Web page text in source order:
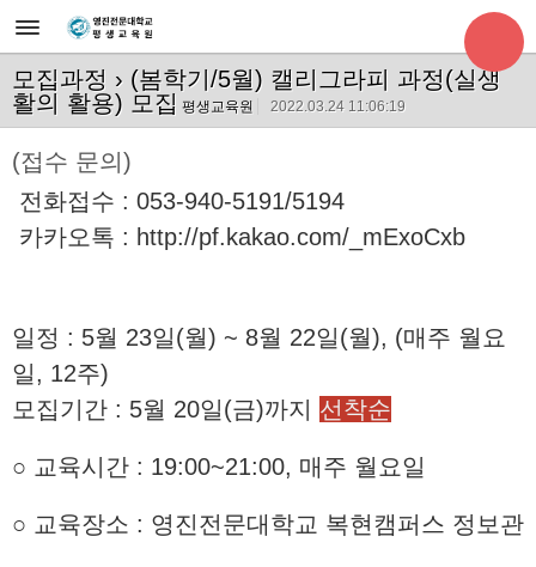
모집과정 › (봄학기/5월) 캘리그라피 과정(실생
활의 활용) 모집 평생교육원 2022.03.24 11:06:19
(접수 문의)
전화접수 : 053-940-5191/5194
카카오톡 : http://pf.kakao.com/_mExoCxb
일정 : 5월 23일(월) ~ 8월 22일(월), (매주 월요
일, 12주)
모집기간 : 5월 20일(금)까지 선착순
○ 교육시간 : 19:00~21:00, 매주 월요일
○ 교육장소 : 영진전문대학교 복현캠퍼스 정보관